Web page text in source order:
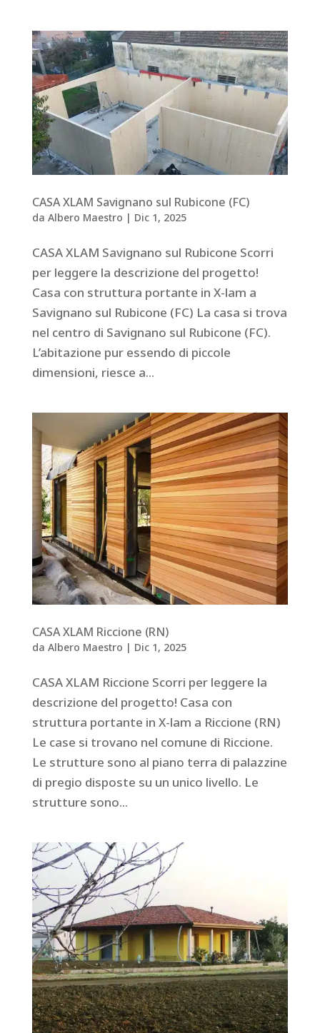
CASA XLAM Savignano sul Rubicone (FC)
da Albero Maestro | Dic 1, 2025
CASA XLAM Savignano sul Rubicone Scorri
per leggere la descrizione del progetto!
Casa con struttura portante in X-lam a
Savignano sul Rubicone (FC) La casa si trova
nel centro di Savignano sul Rubicone (FC).
L’abitazione pur essendo di piccole
dimensioni, riesce a...
CASA XLAM Riccione (RN)
da Albero Maestro | Dic 1, 2025
CASA XLAM Riccione Scorri per leggere la
descrizione del progetto! Casa con
struttura portante in X-lam a Riccione (RN)
Le case si trovano nel comune di Riccione.
Le strutture sono al piano terra di palazzine
di pregio disposte su un unico livello. Le
strutture sono...